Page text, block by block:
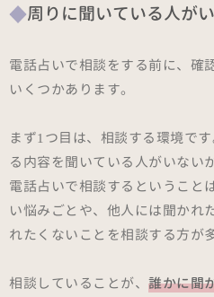
周りに聞いている人が
電話占いで相談をする前に、確
いくつかあります。
まず1つ目は、相談する環境で
る内容を聞いている人がいない
電話占いで相談するということ
い悩みごとや、他人には聞かれ
れたくないことを相談する方が
相談していることが、 誰かに聞